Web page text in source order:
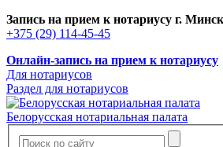
Запись на прием к нотариусу г.
+375 (29) 114-45-45
Онлайн-запись на прием к нотариусу
Для нотариусов
Раздел для нотариусов
Белорусская нотариальная палата